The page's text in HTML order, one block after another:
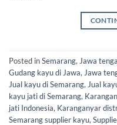
Posted inSemarang, Jawa
Gudang kayu di Jawa, Jawa
Jual kayu di Semarang, Jual
kayu jati di Semarang,
jati Indonesia, Karanganyar
Semarang supplier kayu,